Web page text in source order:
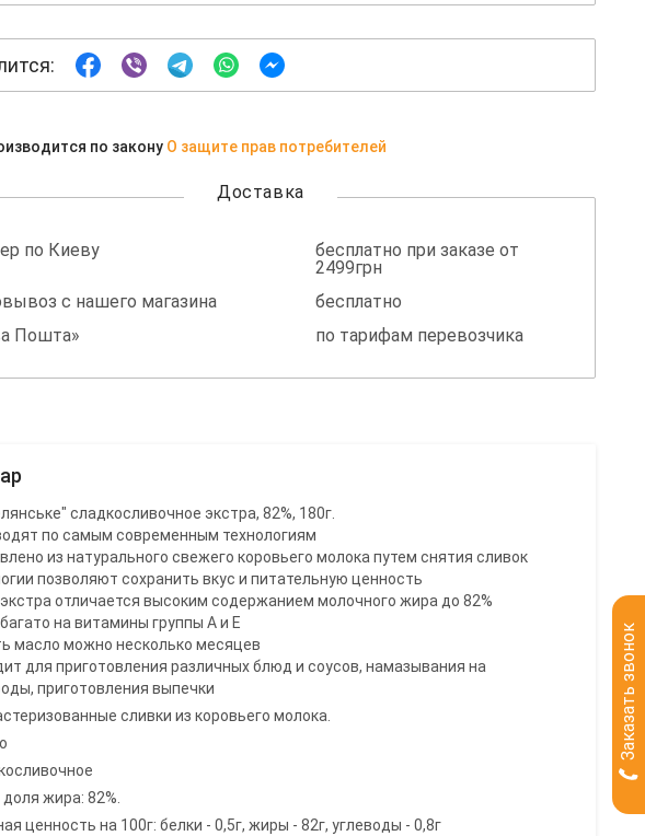
по закону О защите прав потребителей
Доставка
по Киеву
бесплатно при заказе от
2499грн
с нашего магазина
бесплатно
Пошта»
по тарифам перевозчика
сладкосливочное экстра, 82%, 180г.
по самым современным технологиям
из натурального свежего коровьего молока путем снятия сливок
позволяют сохранить вкус и питательную ценность
отличается высоким содержанием молочного жира до 82%
на витамины группы А и Е
масло можно несколько месяцев
для приготовления различных блюд и соусов, намазывания на
приготовления выпечки
сливки из коровьего молока.
жира: 82%.
ценность на 100г: белки - 0,5г, жиры - 82г, углеводы - 0,8г
Заказать звонок